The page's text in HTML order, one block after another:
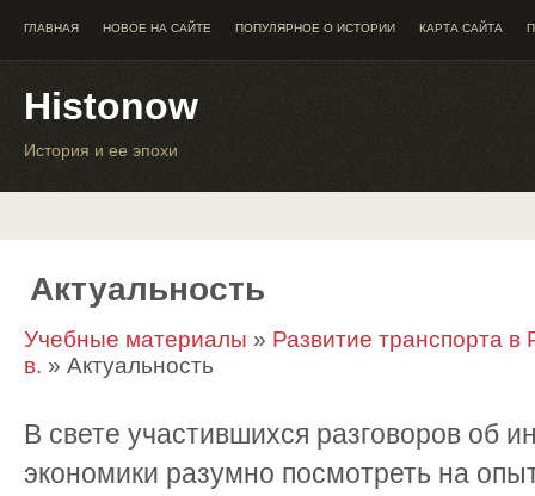
ГЛАВНАЯ НОВОЕ НА САЙТЕ ПОПУЛЯРНОЕ О ИСТОРИИ КАРТА САЙТА
Histonow
История и ее эпохи
Актуальность
Учебные материалы » Развитие транспорта в
в. » Актуальность
В свете участившихся разговоров об
экономики разумно посмотреть на